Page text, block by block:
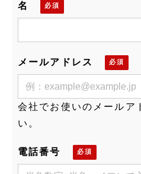
名
メールアドレス
会社でお使いのメールア
い。
電話番号